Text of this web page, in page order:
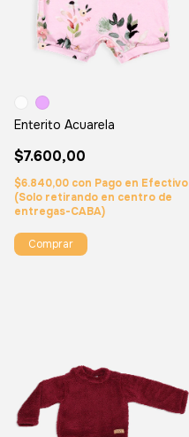
Enterito Acuarela
$7.600,00
$6.840,00 con Pago en Efectivo
(Solo retirando en centro de
entregas-CABA)
Comprar